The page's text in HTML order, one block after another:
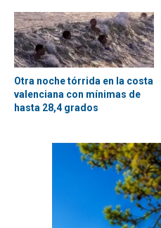
Otra noche tórrida en la costa
valenciana con mínimas de
hasta 28,4 grados